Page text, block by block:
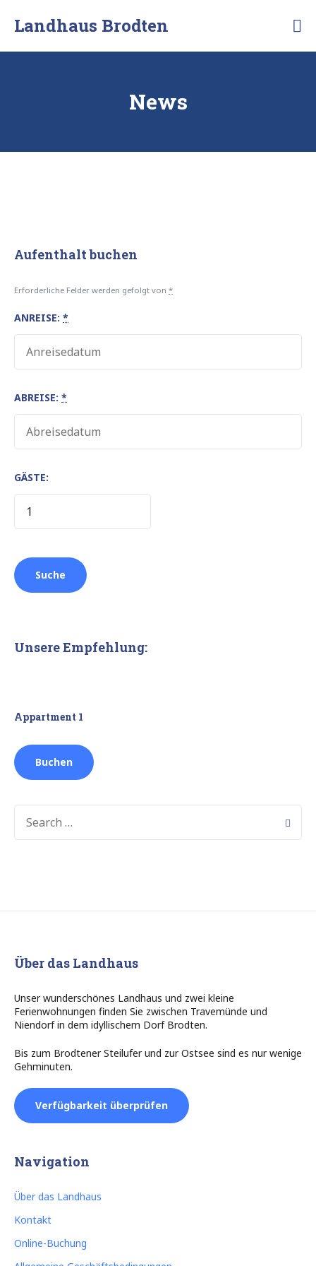
Landhaus Brodten
Ferienwohnungen
an
News
Aufenthalt buchen
Erforderliche Felder werden gefolgt von *
ANREISE: *
ABREISE: *
GÄSTE:
Unsere Empfehlung:
Appartment 1
Buchen
SEARCH
FOR:
Über das Landhaus
Unser wunderschönes Landhaus und zwei kleine
Ferienwohnungen finden Sie zwischen Travemünde und
Niendorf in dem idyllischem Dorf Brodten.
Bis zum Brodtener Steilufer und zur Ostsee sind es nur wenige
Gehminuten.
Verfügbarkeit überprüfen
Navigation
Über das Landhaus
Kontakt
Online-Buchung